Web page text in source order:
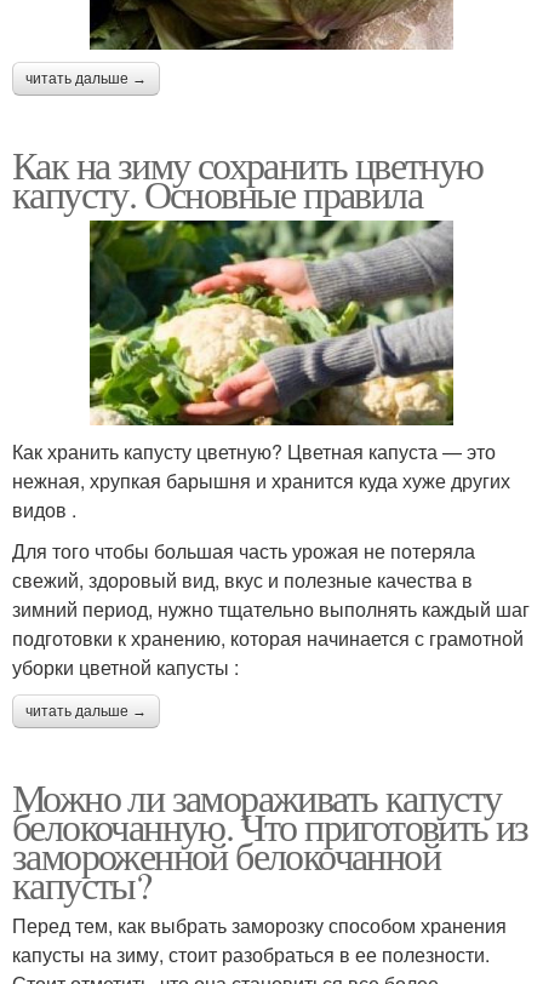
читать дальше →
Как на зиму сохранить цветную
капусту. Основные правила
Как хранить капусту цветную? Цветная капуста — это
нежная, хрупкая барышня и хранится куда хуже других
видов .
Для того чтобы большая часть урожая не потеряла
свежий, здоровый вид, вкус и полезные качества в
зимний период, нужно тщательно выполнять каждый шаг
подготовки к хранению, которая начинается с грамотной
уборки цветной капусты :
читать дальше →
Можно ли замораживать капусту
белокочанную. Что приготовить из
замороженной белокочанной
капусты?
Перед тем, как выбрать заморозку способом хранения
капусты на зиму, стоит разобраться в ее полезности.